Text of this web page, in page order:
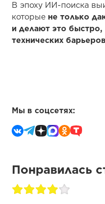
В эпоху ИИ-поиска
которые не только
и делают это быстро,
технических барьеров
Мы в соцсетях:
Понравилась